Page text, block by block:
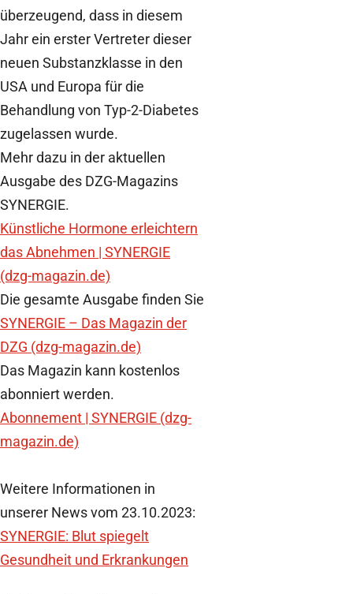
überzeugend, dass in diesem
Jahr ein erster Vertreter dieser
neuen Substanzklasse in den
USA und Europa für die
Behandlung von Typ-2-Diabetes
zugelassen wurde.
Mehr dazu in der aktuellen
Ausgabe des DZG-Magazins
SYNERGIE.
Künstliche Hormone erleichtern
das Abnehmen | SYNERGIE
(dzg-magazin.de)
Die gesamte Ausgabe finden Sie
SYNERGIE – Das Magazin der
DZG (dzg-magazin.de)
Das Magazin kann kostenlos
abonniert werden.
Abonnement | SYNERGIE (dzg-
magazin.de)
Weitere Informationen in
unserer News vom 23.10.2023:
SYNERGIE: Blut spiegelt
Gesundheit und Erkrankungen